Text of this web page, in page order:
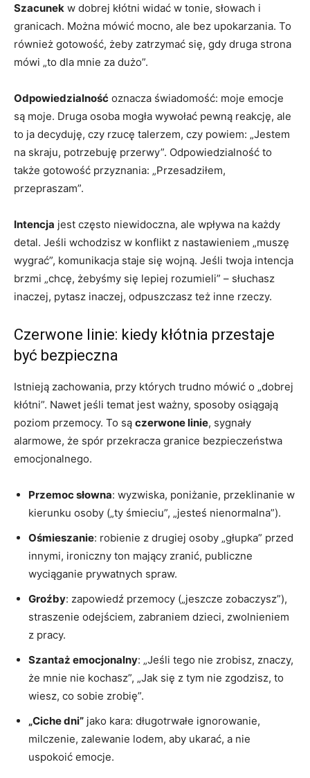
Szacunek w dobrej kłótni widać w tonie, słowach i
granicach. Można mówić mocno, ale bez upokarzania. To
również gotowość, żeby zatrzymać się, gdy druga strona
mówi „to dla mnie za dużo”.
Odpowiedzialność oznacza świadomość: moje emocje
są moje. Druga osoba mogła wywołać pewną reakcję, ale
to ja decyduję, czy rzucę talerzem, czy powiem: „Jestem
na skraju, potrzebuję przerwy”. Odpowiedzialność to
także gotowość przyznania: „Przesadziłem,
przepraszam”.
Intencja jest często niewidoczna, ale wpływa na każdy
detal. Jeśli wchodzisz w konflikt z nastawieniem „muszę
wygrać”, komunikacja staje się wojną. Jeśli twoja intencja
brzmi „chcę, żebyśmy się lepiej rozumieli” – słuchasz
inaczej, pytasz inaczej, odpuszczasz też inne rzeczy.
Czerwone linie: kiedy kłótnia przestaje
być bezpieczna
Istnieją zachowania, przy których trudno mówić o „dobrej
kłótni”. Nawet jeśli temat jest ważny, sposoby osiągają
poziom przemocy. To są czerwone linie, sygnały
alarmowe, że spór przekracza granice bezpieczeństwa
emocjonalnego.
Przemoc słowna: wyzwiska, poniżanie, przeklinanie w
kierunku osoby („ty śmieciu”, „jesteś nienormalna”).
Ośmieszanie: robienie z drugiej osoby „głupka” przed
innymi, ironiczny ton mający zranić, publiczne
wyciąganie prywatnych spraw.
Groźby: zapowiedź przemocy („jeszcze zobaczysz”),
straszenie odejściem, zabraniem dzieci, zwolnieniem
z pracy.
Szantaż emocjonalny: „Jeśli tego nie zrobisz, znaczy,
że mnie nie kochasz”, „Jak się z tym nie zgodzisz, to
wiesz, co sobie zrobię”.
„Ciche dni” jako kara: długotrwałe ignorowanie,
milczenie, zalewanie lodem, aby ukarać, a nie
uspokoić emocje.